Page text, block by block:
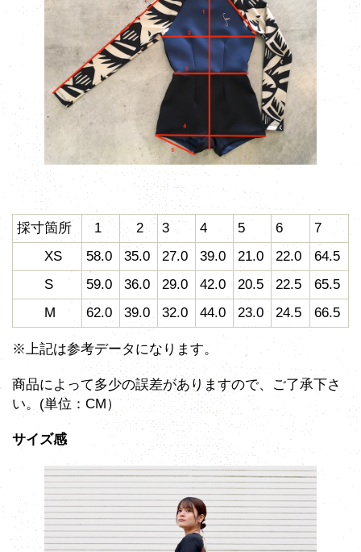
採寸箇所 1 2 3 4 5 6
7
XS
58.0 35.0 27.0 39.0 21.0 22.0
64.5
S
59.0 36.0 29.0 42.0 20.5 22.5
65.5
M
62.0 39.0 32.0 44.0 23.0 24.5 66.5
※上記は参考データになります。
商品によって多少の誤差がありますので、ご了承下さ
い。(単位：CM）
サイズ感